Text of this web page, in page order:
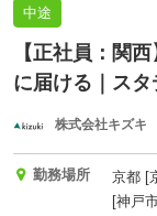
中途
【正社員：関
に届ける｜ス
株式会社キズキ
勤務場所
京都 [
[神戸